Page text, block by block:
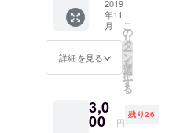
この文
化祭の
開催報
告をお
送りし
ます。
2019
年11
月
詳細を見る
こ
の
リ
タ
ー
ン
を
選
択
す
る
3,0
00 円
残り26